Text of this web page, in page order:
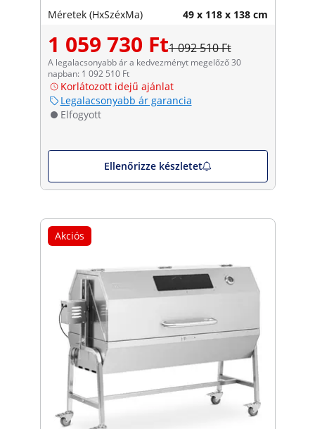
Méretek (HxSzéxMa) 49 x 118 x 138 cm
1 059 730 Ft1 092 510 Ft
A legalacsonyabb ár a kedvezményt megelőző 30
napban: 1 092 510 Ft
Korlátozott idejű ajánlat
Legalacsonyabb ár garancia
Elfogyott
Ellenőrizze készletet
Akciós